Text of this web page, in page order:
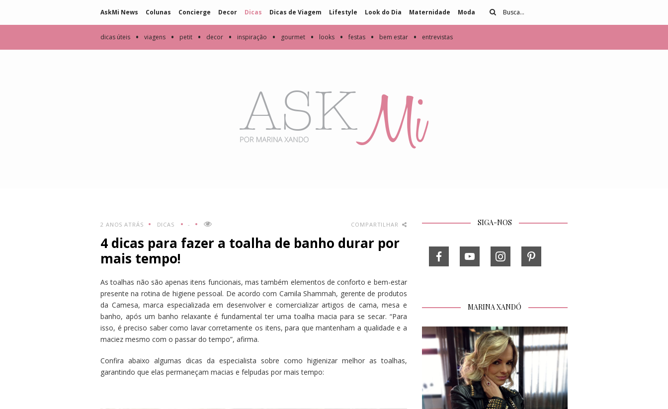
AskMi News Colunas Concierge Decor Dicas Dicas de Viagem Lifestyle Look do Dia Maternidade Moda
dicas úteis • viagens • petit • decor • inspiração • gourmet • looks • festas • bem estar • entrevistas
2 ANOS ATRÁS DICAS - COMPARTILHAR
4 dicas para fazer a toalha de banho durar por
mais tempo!
As toalhas não são apenas itens funcionais, mas também elementos de conforto e bem-estar
presente na rotina de higiene pessoal. De acordo com Camila Shammah, gerente de produtos
da Camesa, marca especializada em desenvolver e comercializar artigos de cama, mesa e
banho, após um banho relaxante é fundamental ter uma toalha macia para se secar. “Para
isso, é preciso saber como lavar corretamente os itens, para que mantenham a qualidade e a
maciez mesmo com o passar do tempo”, afirma.
Confira abaixo algumas dicas da especialista sobre como higienizar melhor as toalhas,
garantindo que elas permaneçam macias e felpudas por mais tempo:
SIGA-NOS
MARINA XANDÓ